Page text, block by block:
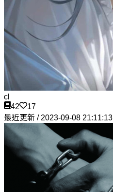
cl
42
17
最近更新 / 2023-09-08 21:11:13